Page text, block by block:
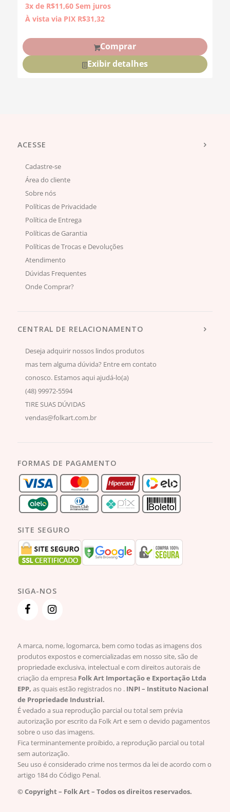
3x de R$11,60 Sem juros
À vista via PIX R$31,32
Comprar
Exibir detalhes
ACESSE
Cadastre-se
Área do cliente
Sobre nós
Políticas de Privacidade
Política de Entrega
Políticas de Garantia
Políticas de Trocas e Devoluções
Atendimento
Dúvidas Frequentes
Onde Comprar?
CENTRAL DE RELACIONAMENTO
Deseja adquirir nossos lindos produtos
mas tem alguma dúvida? Entre em contato
conosco. Estamos aqui ajudá-lo(a)
(48) 99972-5594
TIRE SUAS DÚVIDAS
vendas@folkart.com.br
FORMAS DE PAGAMENTO
SITE SEGURO
SIGA-NOS
A marca, nome, logomarca, bem como todas as imagens dos
produtos expostos e comercializadas em nosso site, são de
propriedade exclusiva, intelectual e com direitos autorais de
criação da empresa Folk Art Importação e Exportação Ltda
EPP, as quais estão registrados no . INPI – Instituto Nacional
de Propriedade Industrial.
É vedado a sua reprodução parcial ou total sem prévia
autorização por escrito da Folk Art e sem o devido pagamentos
sobre o uso das imagens.
Fica terminantemente proibido, a reprodução parcial ou total
sem autorização.
Seu uso é considerado crime nos termos da lei de acordo com o
artigo 184 do Código Penal.
© Copyright – Folk Art – Todos os direitos reservados.